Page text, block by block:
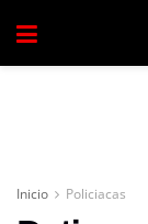
Inicio Policiacas